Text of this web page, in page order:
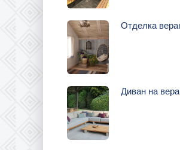
Отделка
Диван на